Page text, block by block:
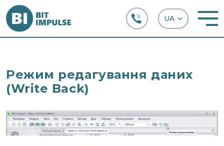
Режим редагування даних
(Write Back)